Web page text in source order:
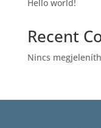
Hello world!
Recent
Nincs